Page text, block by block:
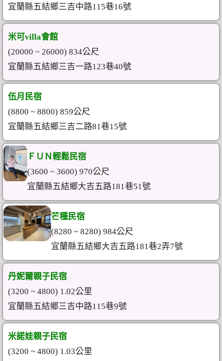
宜蘭縣五結鄉三吉中路115巷16號
米可villa會館
(20000 ~ 26000) 834公尺
宜蘭縣五結鄉三吉一路123巷40號
伍月民宿
(8800 ~ 8800) 859公尺
宜蘭縣五結鄉三吉二路81巷15號
ＦＵＮ輕鬆民宿
(3600 ~ 3600) 970公尺
宜蘭縣五結鄉大吉五路181巷51號
芒種民宿
(8280 ~ 8280) 984公尺
宜蘭縣五結鄉大吉五路181巷2弄7號
丹妮爾親子民宿
(3200 ~ 4800) 1.02公里
宜蘭縣五結鄉三吉中路115巷9號
米諾娃親子民宿
(3200 ~ 4800) 1.03公里